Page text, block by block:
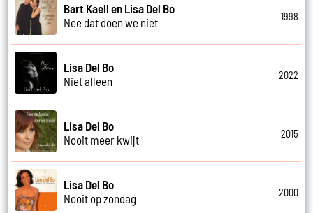
Bart Kaell en Lisa Del Bo
Nee dat doen we niet
1998
Lisa Del Bo
Niet alleen
2022
Lisa Del Bo
Nooit meer kwijt
2015
Lisa Del Bo
Nooit op zondag
2000